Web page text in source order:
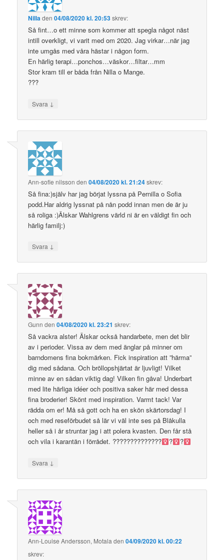
Nilladen04/08/2020 kl. 20:53skrev:
Så fint…o ett minne som kommer att spegla något näst
intill overkligt, vi varit med om 2020. Jag virkar…när jag
inte umgås med våra hästar i någon form.
En härlig terapi…ponchos…väskor…filtar…mm
Stor kram till er båda från Nilla o Mange.
???
Svara ↓
Ann-sofie nilsson den04/08/2020 kl. 21:24skrev:
Så fina:)själv har jag börjat lyssna på Pernilla o Sofia
podd.Har aldrig lyssnat på nån podd innan men de är ju
så roliga :)Älskar Wahlgrens värld ni är en väldigt fin och
härlig familj:)
Svara ↓
Gunn den04/08/2020 kl. 23:21 skrev:
Så vackra alster! Älskar också handarbete, men det blir
av i perioder. Vissa av dem med änglar på minner om
barndomens fina bokmärken. Fick inspiration att ”härma”
dig med sådana. Och bröllopshjärtat är ljuvligt! Vilket
minne av en sådan viktig dag! Vilken fin gåva! Underbart
med lite härliga idéer och positiva saker här med dessa
fina broderier! Skönt med inspiration. Varmt tack! Var
rädda om er! Må så gott och ha en skön skärtorsdag! I
och med reseförbudet så lär vi väl inte ses på Blåkulla
heller så i år struntar jag i att polera kvasten. Den får stå
och vila i karantän i förrådet. ??????????????‍
?‍ ?‍
Svara ↓
Ann-Louise Andersson, Motala den04/09/2020 kl. 00:22
skrev: